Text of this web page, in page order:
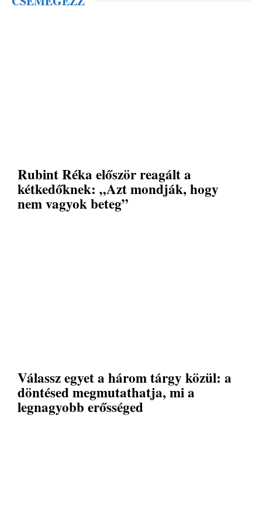
Rubint Réka először reagált a
kétkedőknek: „Azt mondják, hogy
nem vagyok beteg”
Válassz egyet a három tárgy közül: a
döntésed megmutathatja, mi a
legnagyobb erősséged